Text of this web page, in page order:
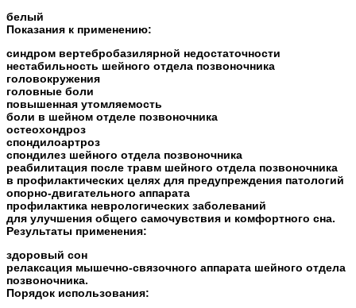
белый
Показания к применению:
синдром вертебробазилярной недостаточности
нестабильность шейного отдела позвоночника
головокружения
головные боли
повышенная утомляемость
боли в шейном отделе позвоночника
остеохондроз
спондилоартроз
спондилез шейного отдела позвоночника
реабилитация после травм шейного отдела позвоночника
в профилактических целях для предупреждения патологий
опорно-двигательного аппарата
профилактика неврологических заболеваний
для улучшения общего самочувствия и комфортного сна.
Результаты применения:
здоровый сон
релаксация мышечно-связочного аппарата шейного отдела
позвоночника.
Порядок использования: